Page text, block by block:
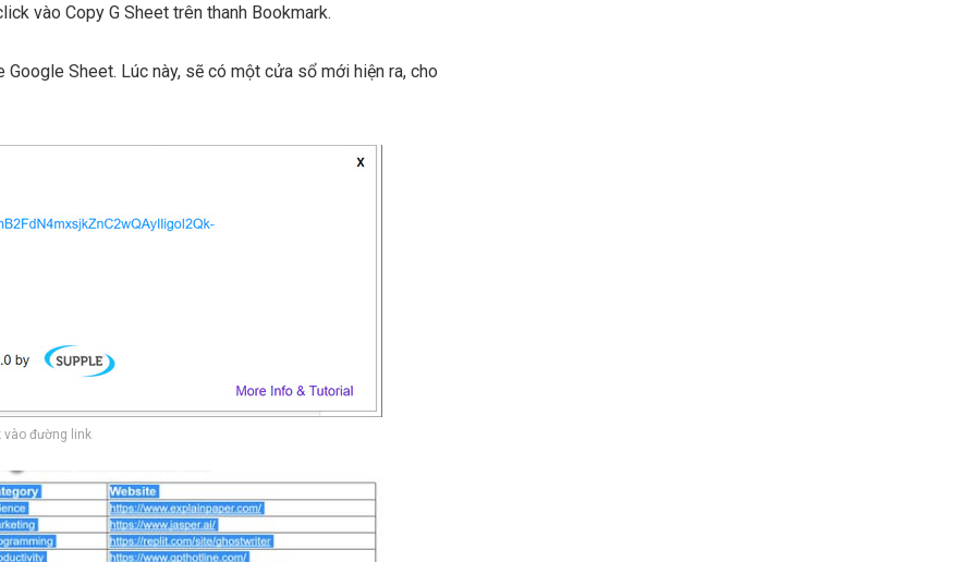
vào Copy G Sheet trên thanh Bookmark.
Sheet. Lúc này, sẽ có một cửa sổ mới hiện ra, cho
vào đường link